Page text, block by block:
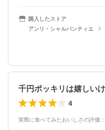
購入したストア
アンリ・シャルパンティエ
4
実際に食べてみたおいしさの評価 ：